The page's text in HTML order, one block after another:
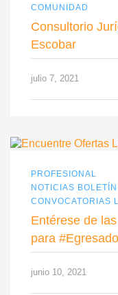
COMUNIDAD
Consultorio
Escobar
julio 7, 2021
PROFESIONAL
NOTICIAS
CONVOCATORIAS
Entérese de
para
junio 10, 2021